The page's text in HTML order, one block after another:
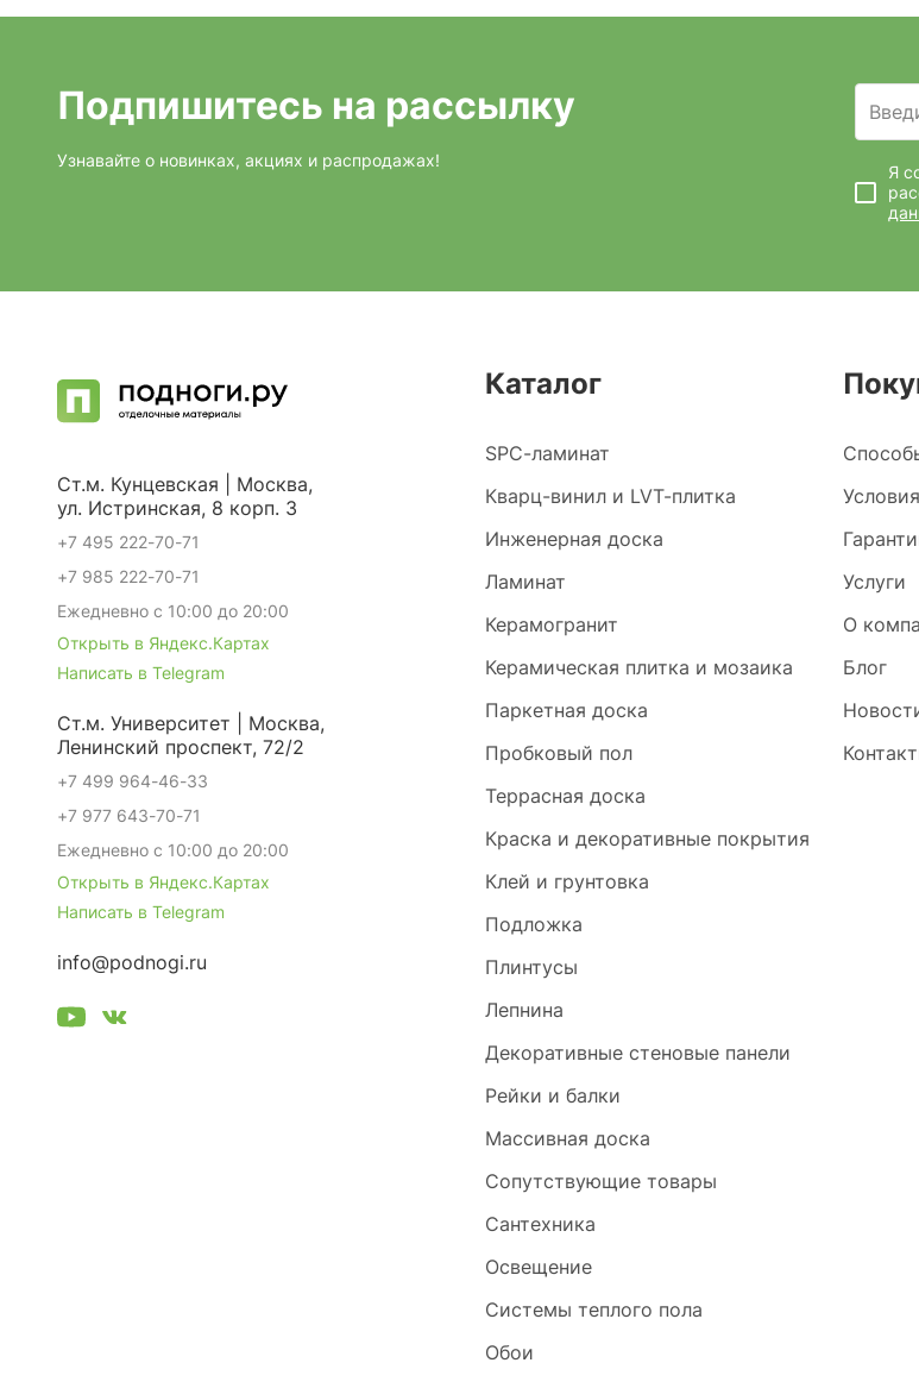
Подпишитесь на рассылку
Узнавайте о новинках, акциях и распродажах!
Я
Каталог
SPC-ламинат
Кварц-винил и LVT-плитка
Инженерная доска
Ламинат
Керамогранит
Керамическая плитка и мозаика
Паркетная доска
Пробковый пол
Террасная доска
Краска и декоративные покрытия
Клей и грунтовка
Подложка
Плинтусы
Лепнина
Декоративные стеновые панели
Рейки и балки
Массивная доска
Сопутствующие товары
Сантехника
Освещение
Системы теплого пола
Обои
Услуги
О
Блог
Ст.м. Кунцевская | Москва,
ул. Истринская, 8 корп. 3
+7 495 222-70-71
+7 985 222-70-71
Ежедневно с 10:00 до 20:00
Открыть в Яндекс.Картах
Написать в Telegram
Ст.м. Университет | Москва,
Ленинский проспект, 72/2
+7 499 964-46-33
+7 977 643-70-71
Ежедневно с 10:00 до 20:00
Открыть в Яндекс.Картах
Написать в Telegram
info@podnogi.ru